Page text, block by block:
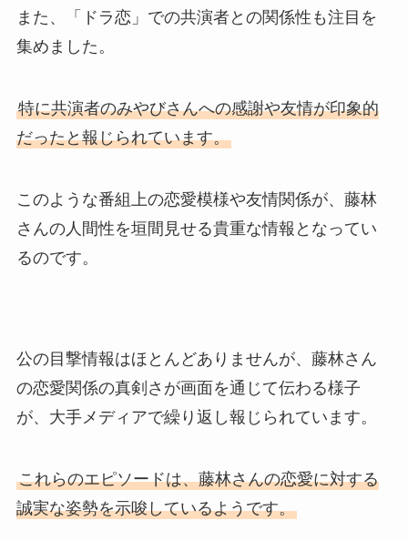
また、「ドラ恋」での共演者との関係性も注目を
集めました。
特に共演者のみやびさんへの感謝や友情が印象的
だったと報じられています。
このような番組上の恋愛模様や友情関係が、藤林
さんの人間性を垣間見せる貴重な情報となってい
るのです。
公の目撃情報はほとんどありませんが、藤林さん
の恋愛関係の真剣さが画面を通じて伝わる様子
が、大手メディアで繰り返し報じられています。
これらのエピソードは、藤林さんの恋愛に対する
誠実な姿勢を示唆しているようです。